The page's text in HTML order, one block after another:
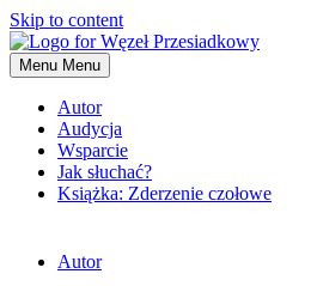
Skip to content
Menu Menu
Autor
Audycja
Wsparcie
Jak słuchać?
Książka: Zderzenie czołowe
Autor